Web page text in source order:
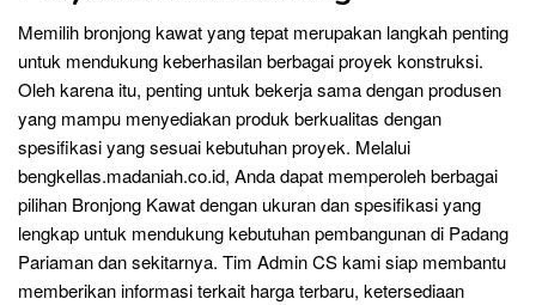
Memilih bronjong kawat yang tepat merupakan langkah penting
untuk mendukung keberhasilan berbagai proyek konstruksi.
Oleh karena itu, penting untuk bekerja sama dengan produsen
yang mampu menyediakan produk berkualitas dengan
spesifikasi yang sesuai kebutuhan proyek. Melalui
bengkellas.madaniah.co.id, Anda dapat memperoleh berbagai
pilihan Bronjong Kawat dengan ukuran dan spesifikasi yang
lengkap untuk mendukung kebutuhan pembangunan di Padang
Pariaman dan sekitarnya. Tim Admin CS kami siap membantu
memberikan informasi terkait harga terbaru, ketersediaan